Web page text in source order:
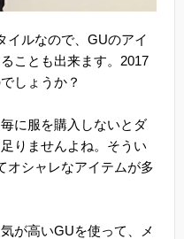
イルなので、GUのアイ
ことも出来ます。2017
しょうか？
に服を購入しないとダ
りませんよね。そうい
オシャレなアイテムが多
が高いGUを使って、メ